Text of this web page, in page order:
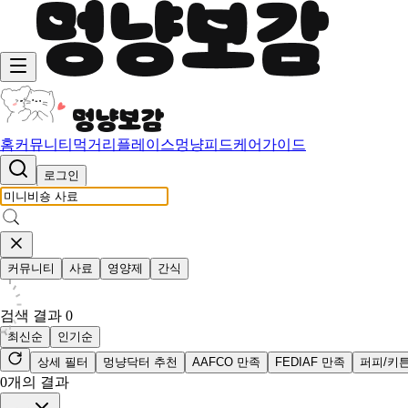
홈커뮤니티 먹거리 플레이스멍냥피드케어가이드
로그인
커뮤니티 사료 영양제 간식
검색 결과 0
최신순
인기순
상세 필터
멍냥닥터 추천 AAFCO 만족 FEDIAF 만족 퍼피/키
0개의 결과